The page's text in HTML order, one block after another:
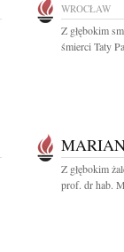
WROCŁAW
Z głębokim
śmierci Taty
Z głębokim
prof. dr hab.